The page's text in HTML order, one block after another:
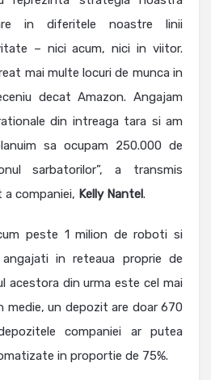
in diferitele noastre linii
– nici acum, nici in viitor.
mai multe locuri de munca in
decat Amazon. Angajam
din intreaga tara si am
sa ocupam 250.000 de
sarbatorilor”, a transmis
companiei, Kelly Nantel.
peste 1 milion de roboti si
in reteaua proprie de
acestora din urma este cel mai
medie, un depozit are doar 670
companiei ar putea
in proportie de 75%.